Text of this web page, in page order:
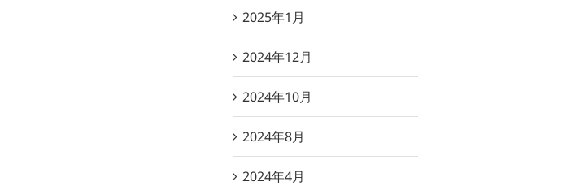
2025年1月
2024年12月
2024年10月
2024年8月
2024年4月